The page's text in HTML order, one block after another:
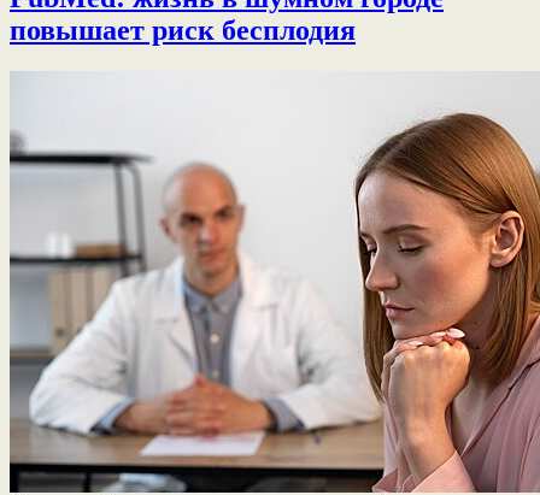
повышает риск бесплодия